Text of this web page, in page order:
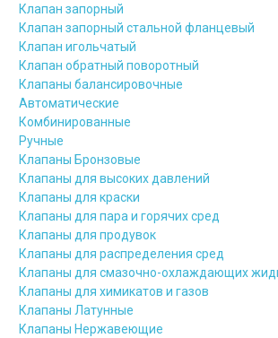
Клапан запорный
Клапан запорный стальной фланцевый
Клапан игольчатый
Клапан обратный поворотный
Клапаны балансировочные
Автоматические
Комбинированные
Ручные
Клапаны Бронзовые
Клапаны для высоких давлений
Клапаны для краски
Клапаны для пара и горячих сред
Клапаны для продувок
Клапаны для распределения сред
Клапаны для смазочно-охлаждающих
Клапаны для химикатов и газов
Клапаны Латунные
Клапаны Нержавеющие